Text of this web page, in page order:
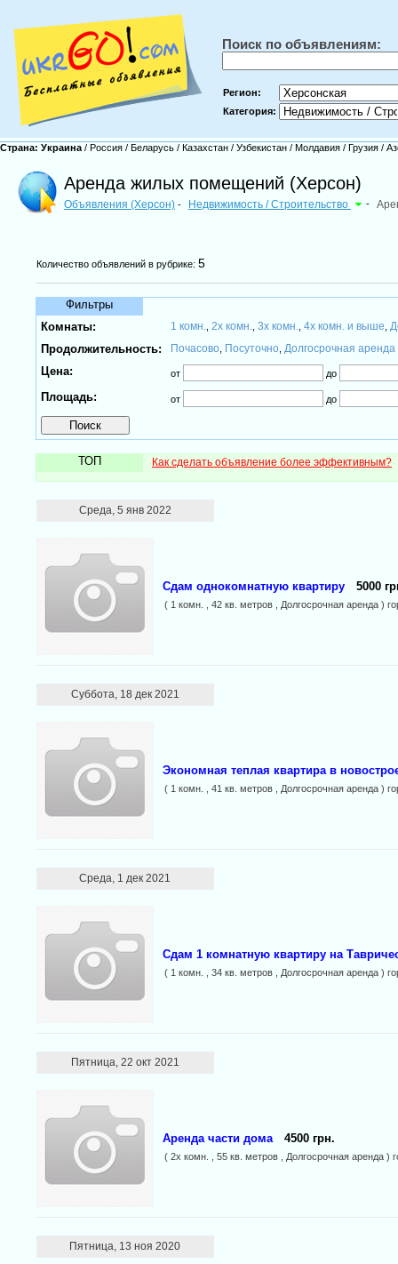
Поиск по объявлениям:
Регион:
Категория:
Страна: Украина / Россия / Беларусь / Казахстан / Узбекистан / Молдавия / Грузия /
Аренда жилых помещений (Херсон)
Объявления (Херсон) - Недвижимость / Строительство -
Количество объявлений в рубрике: 5
Фильтры
Комнаты:
1 комн. 2х комн. 3х комн. 4х комн. и выше
Продолжительность: Почасово, Посуточно, Долгосрочная аренда
Цена: от до
Площадь: от до
ТОП Как сделать объявление более эффективным?
Среда, 5 янв 2022
Сдам однокомнатную квартиру 5000
( 1 комн. , 42 кв. метров , Долгосрочная аренда )
Суббота, 18 дек 2021
Экономная теплая квартира в
( 1 комн. , 41 кв. метров , Долгосрочная аренда )
Среда, 1 дек 2021
Сдам 1 комнатную квартиру на
( 1 комн. , 34 кв. метров , Долгосрочная аренда )
Пятница, 22 окт 2021
Аренда части дома 4500 грн.
( 2х комн. , 55 кв. метров , Долгосрочная аренда )
Пятница, 13 ноя 2020